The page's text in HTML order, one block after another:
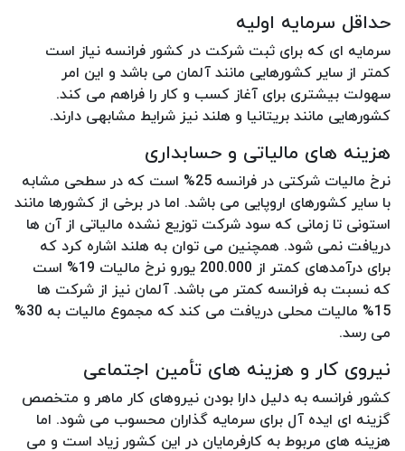
حداقل سرمایه اولیه
سرمایه ای که برای ثبت شرکت در کشور فرانسه نیاز است
کمتر از سایر کشورهایی مانند آلمان می باشد و این امر
سهولت بیشتری برای آغاز کسب و کار را فراهم می کند.
کشورهایی مانند بریتانیا و هلند نیز شرایط مشابهی دارند.
هزینه ‌های مالیاتی و حسابداری
نرخ مالیات شرکتی در فرانسه 25% است که در سطحی مشابه
با سایر کشورهای اروپایی می باشد. اما در برخی از کشورها مانند
استونی تا زمانی که سود شرکت توزیع نشده مالیاتی از آن ها
دریافت نمی شود. همچنین می توان به هلند اشاره کرد که
برای درآمدهای کمتر از 200.000 یورو نرخ مالیات 19% است
که نسبت به فرانسه کمتر می باشد. آلمان نیز از شرکت ها
15% مالیات محلی دریافت می کند که مجموع مالیات به 30%
می رسد.
نیروی کار و هزینه ‌های تأمین اجتماعی
کشور فرانسه به دلیل دارا بودن نیروهای کار ماهر و متخصص
گزینه ای ایده آل برای سرمایه گذاران محسوب می شود. اما
هزینه های مربوط به کارفرمایان در این کشور زیاد است و می